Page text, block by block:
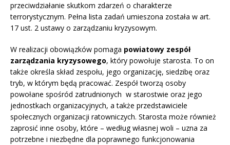
przeciwdziałanie skutkom zdarzeń o charakterze
terrorystycznym. Pełna lista zadań umieszona została w art.
17 ust. 2 ustawy o zarządzaniu kryzysowym.
W realizacji obowiązków pomaga powiatowy zespół
zarządzania kryzysowego, który powołuje starosta. To on
także określa skład zespołu, jego organizację, siedzibę oraz
tryb, w którym będą pracować. Zespół tworzą osoby
powołane spośród zatrudnionych w starostwie oraz jego
jednostkach organizacyjnych, a także przedstawiciele
społecznych organizacji ratowniczych. Starosta może również
zaprosić inne osoby, które – według własnej woli – uzna za
potrzebne i niezbędne dla poprawnego funkcjonowania